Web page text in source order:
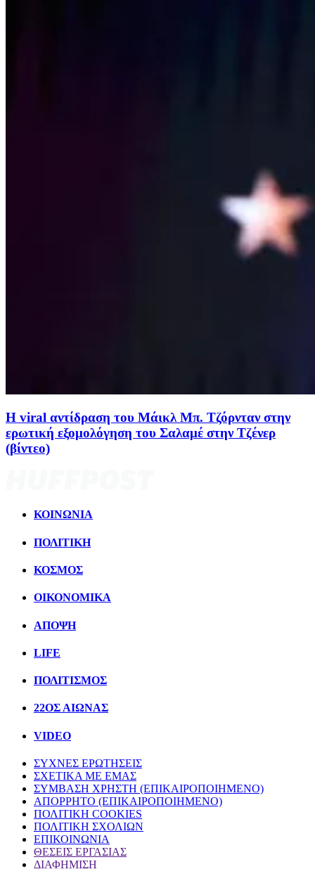
H viral αντίδραση του Μάικλ Μπ. Τζόρνταν στην
ερωτική εξομολόγηση του Σαλαμέ στην Τζένερ
(βίντεο)
ΚΟΙΝΩΝΙΑ
ΠΟΛΙΤΙΚΗ
ΚΟΣΜΟΣ
ΟΙΚΟΝΟΜΙΚΑ
ΑΠΟΨΗ
LIFE
ΠΟΛΙΤIΣΜΟΣ
22ΟΣ ΑΙΩΝΑΣ
VIDEO
ΣΥΧΝΕΣ ΕΡΩΤΗΣΕΙΣ
ΣΧΕΤΙΚΑ ΜΕ ΕΜΑΣ
ΣΥΜΒΑΣΗ ΧΡΗΣΤΗ (ΕΠΙΚΑΙΡΟΠΟΙΗΜΕΝΟ)
ΑΠΟΡΡΗΤΟ (ΕΠΙΚΑΙΡΟΠΟΙΗΜΕΝΟ)
ΠΟΛΙΤΙΚΗ COOKIES
ΠΟΛΙΤΙΚΗ ΣΧΟΛΙΩΝ
ΕΠΙΚΟΙΝΩΝΙΑ
ΘΕΣΕΙΣ ΕΡΓΑΣΙΑΣ
ΔΙΑΦΗΜΙΣΗ